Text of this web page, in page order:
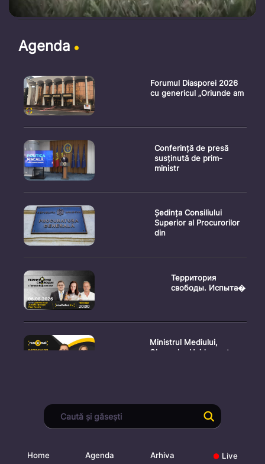
Agenda
Forumul Diasporei 2026
cu genericul „Oriunde am
Conferință de presă
susținută de prim-
ministr
Ședința Consiliului
Superior al Procurorilor
din
Территория
свободы. Испыта�
Ministrul Mediului,
Gheorghe Hajder, este
Consultări publice privind
proiectul de lege pent
Home Agenda Arhiva Live